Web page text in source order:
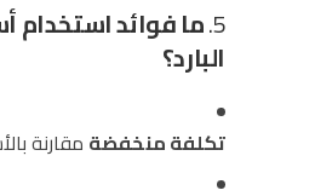
5. ما فوائد استخدام
البارد؟
تكلفة منخفضةمقارنة